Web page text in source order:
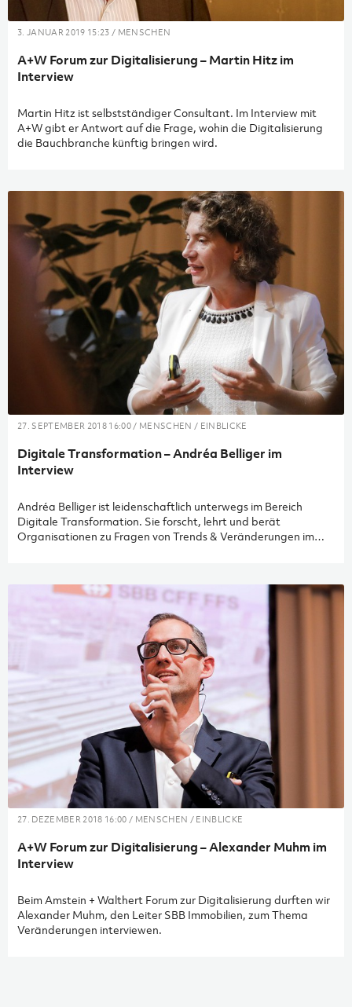
3. JANUAR 2019 15:23 / MENSCHEN
A+W Forum zur Digitalisierung – Martin Hitz im
Interview
Martin Hitz ist selbstständiger Consultant. Im Interview mit
A+W gibt er Antwort auf die Frage, wohin die Digitalisierung
die Bauchbranche künftig bringen wird.
27. SEPTEMBER 2018 16:00 / MENSCHEN / EINBLICKE
Digitale Transformation – Andréa Belliger im
Interview
Andréa Belliger ist leidenschaftlich unterwegs im Bereich
Digitale Transformation. Sie forscht, lehrt und berät
Organisationen zu Fragen von Trends & Veränderungen im
Leadership-Erfahrung, fundierten Kenntnissen in den Sparten
Strategieentwicklung, Change Management und Business
27. DEZEMBER 2018 16:00 / MENSCHEN / EINBLICKE
A+W Forum zur Digitalisierung – Alexander Muhm im
Interview
Beim Amstein + Walthert Forum zur Digitalisierung durften wir
Alexander Muhm, den Leiter SBB Immobilien, zum Thema
Veränderungen interviewen.